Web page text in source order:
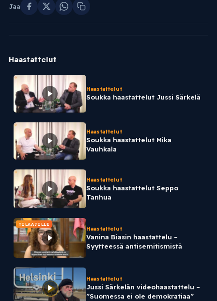
Jaa
Haastattelut
Haastattelut
Soukka haastattelut Jussi Särkelä
Haastattelut
Soukka haastattelut Mika
Vauhkala
Haastattelut
Soukka haastattelut Seppo
Tanhua
TILAAJILLE
Haastattelut
Vanina Biasin haastattelu –
Syytteessä antisemitismistä
Haastattelut
Jussi Särkelän videohaastattelu –
”Suomessa ei ole demokratiaa”